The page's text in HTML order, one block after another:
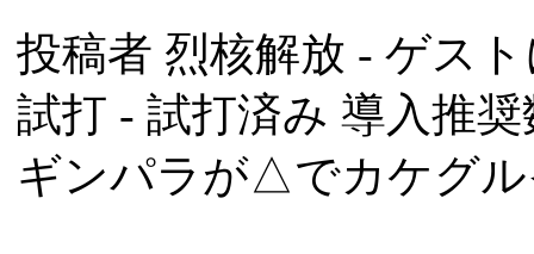
投稿者 烈核解放 - ゲス
試打 - 試打済み 導入推
ギンパラが△でカケグ